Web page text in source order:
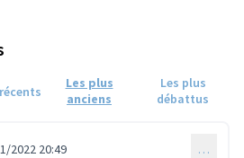
Les plus
anciens
Les plus
débattus
2022 20:49 …